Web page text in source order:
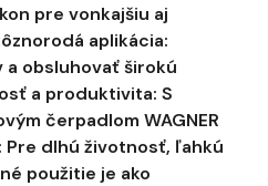
pre vonkajšiu aj
aplikácia:
obsluhovať širokú
a produktivita: S
čerpadlom WAGNER
Pre dlhú životnosť, ľahkú
použitie je ako